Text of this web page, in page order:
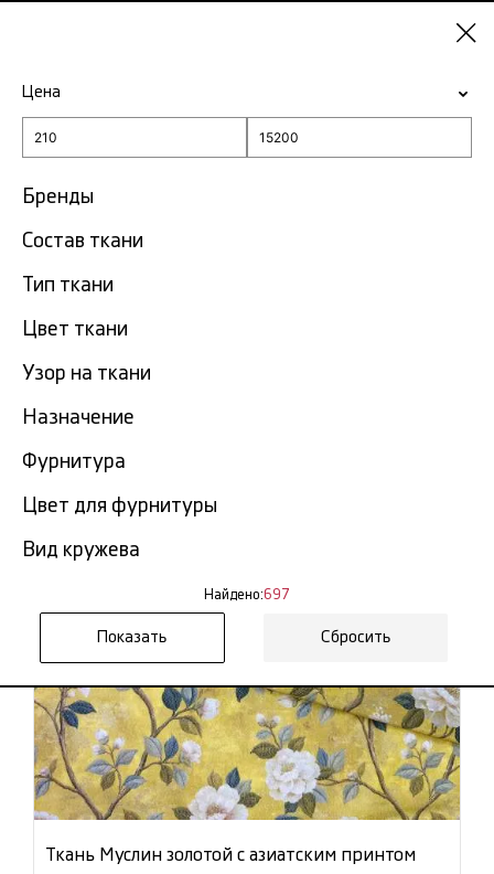
Ткань с цветочным
принтом в Казани
Фильтр
Показать все
Цена
Бренды
Состав ткани
Тип ткани
Цвет ткани
Узор на ткани
Назначение
Фурнитура
Цвет для фурнитуры
Вид кружева
Найдено:697
Сбросить
NEW
Ткань Муслин золотой с азиатским принтом